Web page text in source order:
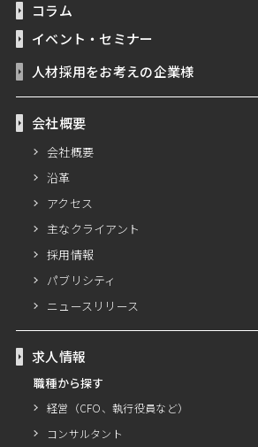
コラム
イベント・セミナー
人材採用をお考えの企業様
会社概要
会社概要
沿革
アクセス
主なクライアント
採用情報
パブリシティ
ニュースリリース
求人情報
職種から探す
経営（CFO、執行役員など）
コンサルタント